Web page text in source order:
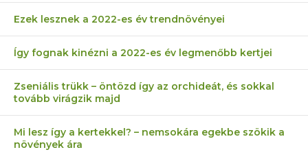
Ezek lesznek a 2022-es év trendnövényei
Így fognak kinézni a 2022-es év legmenőbb kertjei
Zseniális trükk – öntözd így az orchideát, és sokkal
tovább virágzik majd
Mi lesz így a kertekkel? – nemsokára egekbe szökik a
növények ára